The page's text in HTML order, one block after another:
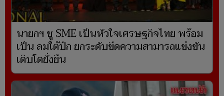
นายกฯ ชู SME เป็นหัวใจเศรษฐกิจไทย พร้อม
เป็น ลมใต้ปีก ยกระดับขีดความสามารถแข่งขัน
เติบโตยั่งยืน